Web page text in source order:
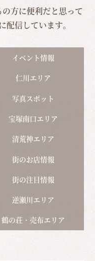
方に便利だと思って
信しています。
イベント情報
仁川エリア
写真スポット
宝塚南口エリア
清荒神エリア
街のお店情報
街の注目情報
逆瀬川エリア
鶴の荘・売布エリア